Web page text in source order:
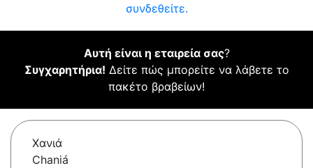
συνδεθείτε.
Αυτή είναι η εταιρεία σας?
Συγχαρητήρια! Δείτε πώς μπορείτε να λάβετε το
πακέτο βραβείων!
Χανιά
Chaniá